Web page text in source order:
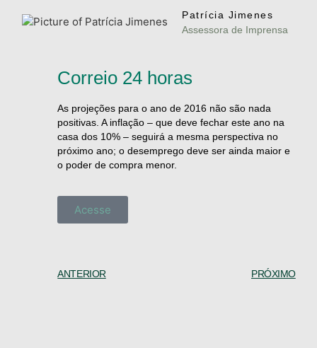
Patrícia Jimenes
Assessora de Imprensa
Correio 24 horas
As projeções para o ano de 2016 não são nada
positivas. A inflação – que deve fechar este ano na
casa dos 10% – seguirá a mesma perspectiva no
próximo ano; o desemprego deve ser ainda maior e
o poder de compra menor.
Acesse
ANTERIOR PRÓXIMO